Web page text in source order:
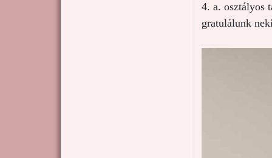
4. a. osztályos
gratulálunk